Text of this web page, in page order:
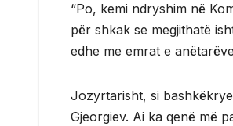
“Po, kemi ndryshim në
për shkak se megjithatë
edhe me emrat e
Jozyrtarisht, si
Gjeorgiev. Ai ka qenë më